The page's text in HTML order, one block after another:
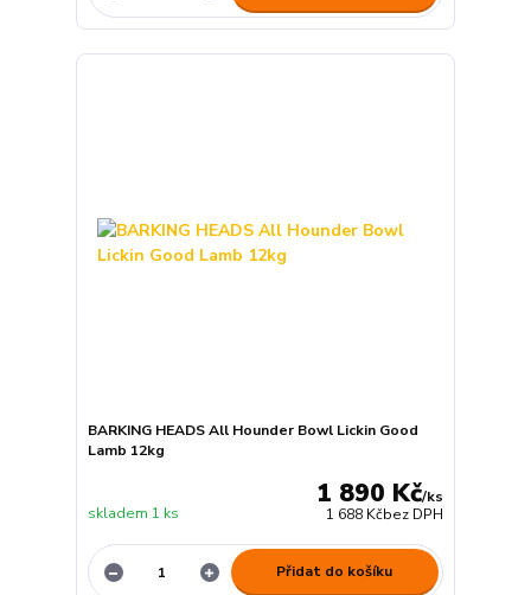
BARKING HEADS All Hounder Bowl Lickin Good
Lamb 12kg
1 890 Kč/ks
1 688 Kčbez DPH
skladem 1 ks
Přidat do košíku